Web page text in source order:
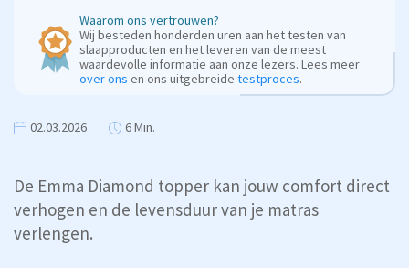
Waarom ons vertrouwen?
Wij besteden honderden uren aan het testen van
slaapproducten en het leveren van de meest
waardevolle informatie aan onze lezers. Lees meer
over ons en ons uitgebreide testproces.
02.03.2026 6 Min.
De Emma Diamond topper kan jouw comfort direct
verhogen en de levensduur van je matras
verlengen.